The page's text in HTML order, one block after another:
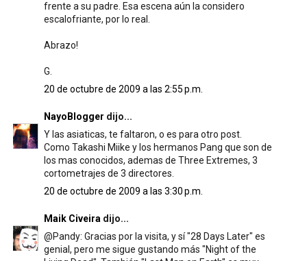
frente a su padre. Esa escena aún la considero
escalofriante, por lo real.
Abrazo!
G.
20 de octubre de 2009 a las 2:55 p.m.
NayoBlogger dijo...
Y las asiaticas, te faltaron, o es para otro post.
Como Takashi Miike y los hermanos Pang que son de
los mas conocidos, ademas de Three Extremes, 3
cortometrajes de 3 directores.
20 de octubre de 2009 a las 3:30 p.m.
Maik Civeira dijo...
@Pandy: Gracias por la visita, y sí "28 Days Later" es
genial, pero me sigue gustando más "Night of the